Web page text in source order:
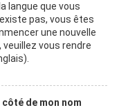
langue que vous
pas, vous êtes
une nouvelle
vous rendre
de mon nom